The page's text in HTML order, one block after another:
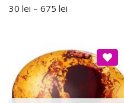
30 lei – 675 lei